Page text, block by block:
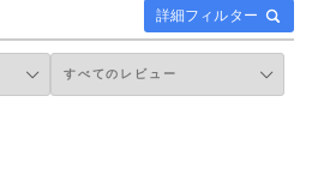
詳細フィルター